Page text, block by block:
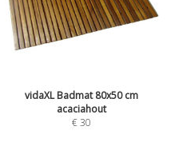
vidaXL Badmat 80x50 cm
acaciahout
€30